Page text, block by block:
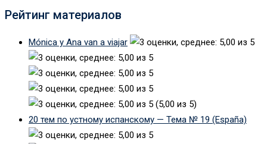
Рейтинг материалов
Mónica y Ana van a viajar
(5,00 из 5)
20 тем по устному испанскому — Тема № 19 (España)